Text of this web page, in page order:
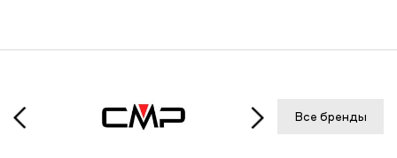
Все бренды